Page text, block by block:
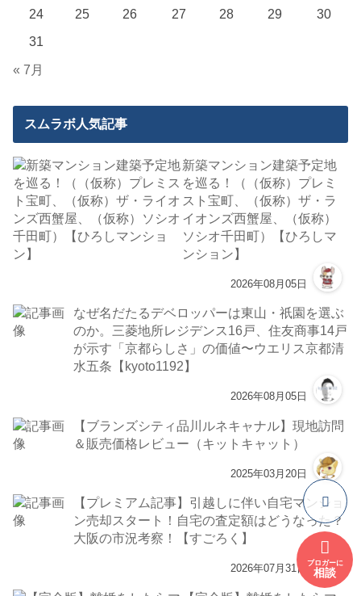
24
25 26 27 28 29
30
31
« 7月
スムラボ人気記事
新築マンション建築予定地
を巡る！（（仮称）プレミ
スト宝町、（仮称）ザ・ラ
イオンズ西蟹屋、（仮称）
ソシオ千田町）【ひろしマ
ンション】
2026年08月05日
なぜ名だたるデベロッパーは東山・祇園を選ぶ
のか。三菱地所レジデンス16戸、住友商事14戸
が示す「京都らしさ」の価値〜ウエリス京都清
水五条【kyoto1192】
2026年08月05日
【ブランズシティ品川ルネキャナル】現地訪問
＆販売価格レビュー（キットキャット）
2025年03月20日
【プレミアム記事】引越しに伴い自宅マンショ
ン売却スタート！自宅の査定額はどうなった？
大阪の市況考察！【すごろく】
2026年07月31日 ブロガーに
相談